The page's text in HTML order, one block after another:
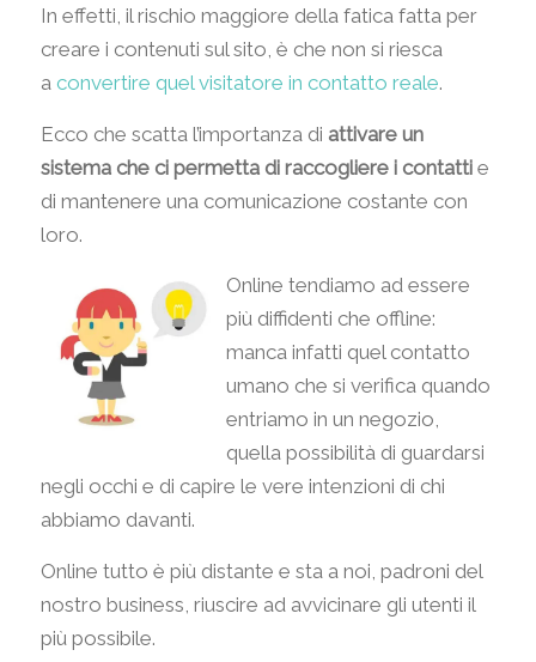
In effetti, il rischio maggiore della fatica fatta per
creare i contenuti sul sito, è che non si riesca
a convertire quel visitatore in contatto reale.
Ecco che scatta l’importanza di attivare un
sistema che ci permetta di raccogliere i contattie
di mantenere una comunicazione costante con
loro.
Online tendiamo ad essere
più diffidenti che offline:
manca infatti quel contatto
umano che si verifica quando
entriamo in un negozio,
quella possibilità di guardarsi
negli occhi e di capire le vere intenzioni di chi
abbiamo davanti.
Online tutto è più distante e sta a noi, padroni del
nostro business, riuscire ad avvicinare gli utenti il
più possibile.